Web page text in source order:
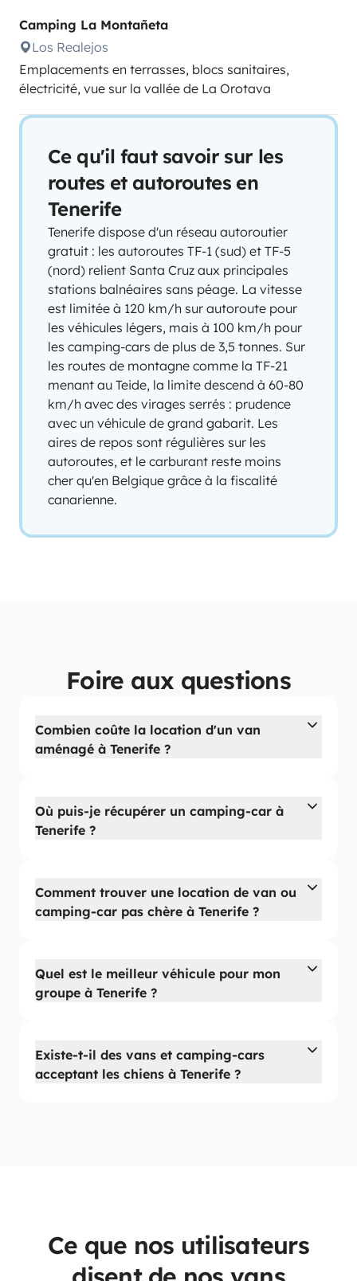
Camping La Montañeta
Los Realejos
Emplacements en terrasses, blocs sanitaires,
électricité, vue sur la vallée de La Orotava
Ce qu'il faut savoir sur les
routes et autoroutes en
Tenerife
Tenerife dispose d'un réseau autoroutier
gratuit : les autoroutes TF-1 (sud) et TF-5
(nord) relient Santa Cruz aux principales
stations balnéaires sans péage. La vitesse
est limitée à 120 km/h sur autoroute pour
les véhicules légers, mais à 100 km/h pour
les camping-cars de plus de 3,5 tonnes. Sur
les routes de montagne comme la TF-21
menant au Teide, la limite descend à 60-80
km/h avec des virages serrés : prudence
avec un véhicule de grand gabarit. Les
aires de repos sont régulières sur les
autoroutes, et le carburant reste moins
cher qu'en Belgique grâce à la fiscalité
canarienne.
Foire aux questions
Combien coûte la location d'un van
aménagé à Tenerife ?
Où puis-je récupérer un camping-car à
Tenerife ?
Comment trouver une location de van ou
camping-car pas chère à Tenerife ?
Quel est le meilleur véhicule pour mon
groupe à Tenerife ?
Existe-t-il des vans et camping-cars
acceptant les chiens à Tenerife ?
Ce que nos utilisateurs